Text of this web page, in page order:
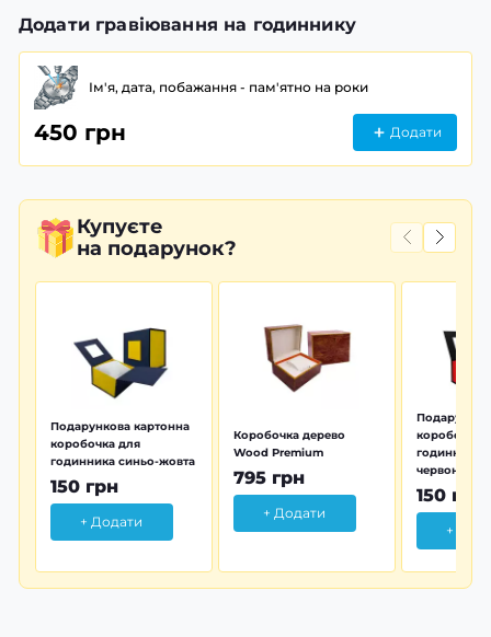
Додати гравіювання на годиннику
Ім'я, дата, побажання - пам'ятно на роки
450 грн Додати
Купуєте
на подарунок?
Подарункова картонна
коробочка для
годинника синьо-жовта
150 грн
+ Додати
Коробочка дерево
Wood Premium
795 грн
+ Додати
коробочка
годинника
червона
150 грн
+